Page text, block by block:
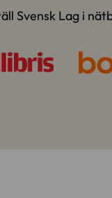
Svensk Lag i